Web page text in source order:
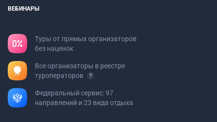
ВЕБИНАРЫ
Туры от прямых организаторов
без наценок
Все организаторы в реестре
туроператоров
Федеральный сервис: 97
направлений и 23 вида отдыха